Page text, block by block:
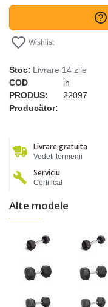
Wishlist
Stoc: Livrare 14 zile
COD
PRODUS:
in
22097
Producător:
Livrare gratuita
Vedeti termenii
Serviciu
Certificat
Alte modele